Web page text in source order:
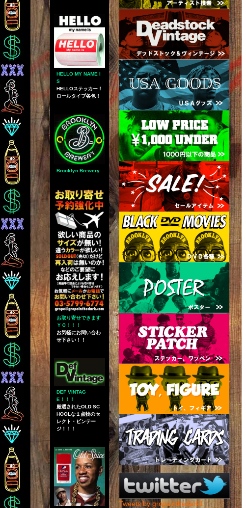
HELLO MY NAME I
S
HELLOステッカー！
ロールタイプ各色！
Brooklyn Brewery
お取り寄せできます
ＹＯ！！！
お気軽にお問い合わ
せ下さい！！
DEF VINTAG
E！！！
厳選されたOLD SC
HOOLな１点物のセ
レクト・ビンテー
ジ！！！
Tweets by gropeinthedark1